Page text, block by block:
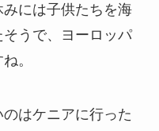
には子供たちを海
うで、ヨーロッパ
。
はケニアに行った